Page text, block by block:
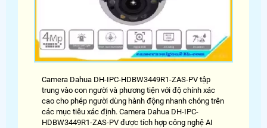
Camera Dahua DH-IPC-HDBW3449R1-ZAS-PV tập
trung vào con người và phương tiện với độ chính xác
cao cho phép người dùng hành động nhanh chóng trên
các mục tiêu xác định. Camera Dahua DH-IPC-
HDBW3449R1-ZAS-PV được tích hợp công nghệ AI